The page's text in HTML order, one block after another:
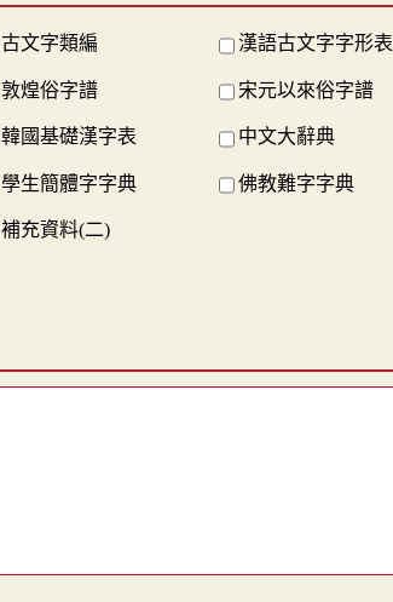
古文字類編 漢語古文字字形表
敦煌俗字譜 宋元以來俗字譜
韓國基礎漢字表 中文大辭典
學生簡體字字典 佛教難字字典
補充資料(二)